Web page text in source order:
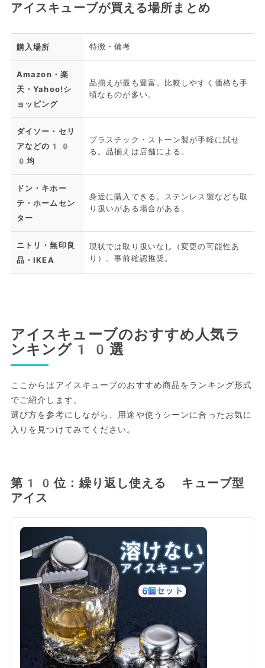
アイスキューブが買える場所まとめ
購入場所 特徴・備考
Amazon・楽
天・Yahoo!シ
ョッピング
品揃えが最も豊富。比較しやすく価格も手
頃なものが多い。
ダイソー・セリ
アなどの10
0均
プラスチック・ストーン製が手軽に試せ
る。品揃えは店舗による。
ドン・キホー
テ・ホームセン
ター
身近に購入できる。ステンレス製なども取
り扱いがある場合がある。
ニトリ・無印良
品・IKEA
現状では取り扱いなし（変更の可能性あ
り）。事前確認推奨。
アイスキューブのおすすめ人気ラ
ンキング10選
ここからはアイスキューブのおすすめ商品をランキング形式
でご紹介します。
選び方を参考にしながら、用途や使うシーンに合ったお気に
入りを見つけてみてください。
第10位：繰り返し使える キューブ型
アイス